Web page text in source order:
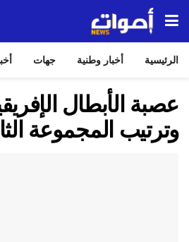
الرئيسية أخبار وطنية جهات
عصبة الأبطال
وترتيب المجموعة